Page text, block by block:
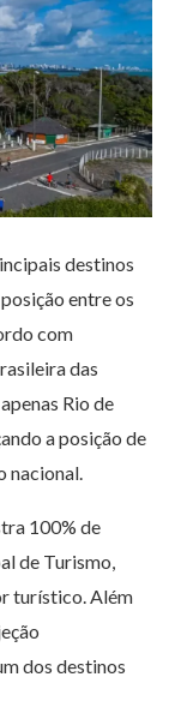
destinos
entre os
com
das
Rio de
a posição de
nacional.
100% de
de Turismo,
turístico. Além
dos destinos